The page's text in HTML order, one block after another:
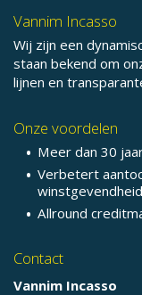
Vannim Incasso
Wij zijn een
staan bekend om
lijnen en
Onze voordelen
Meer dan 30
Verbetert
winstgevendheid
Allround
Contact
Vannim Incasso